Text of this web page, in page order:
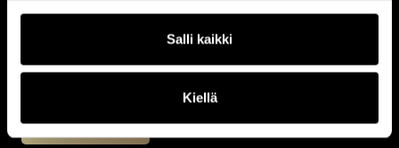
Salli kaikki
Kiellä
Keilaranta 1 A, 02150 Espoo
Book a call